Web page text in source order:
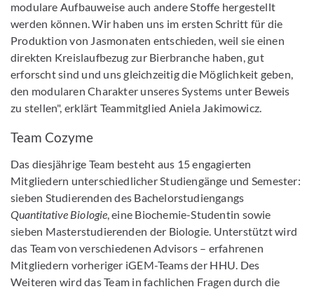
modulare Aufbauweise auch andere Stoffe hergestellt
werden können. Wir haben uns im ersten Schritt für die
Produktion von Jasmonaten entschieden, weil sie einen
direkten Kreislaufbezug zur Bierbranche haben, gut
erforscht sind und uns gleichzeitig die Möglichkeit geben,
den modularen Charakter unseres Systems unter Beweis
zu stellen", erklärt Teammitglied Aniela Jakimowicz.
Team Cozyme
Das diesjährige Team besteht aus 15 engagierten
Mitgliedern unterschiedlicher Studiengänge und Semester:
sieben Studierenden des Bachelorstudiengangs
Quantitative Biologie, eine Biochemie-Studentin sowie
sieben Masterstudierenden der Biologie. Unterstützt wird
das Team von verschiedenen Advisors – erfahrenen
Mitgliedern vorheriger iGEM-Teams der HHU. Des
Weiteren wird das Team in fachlichen Fragen durch die